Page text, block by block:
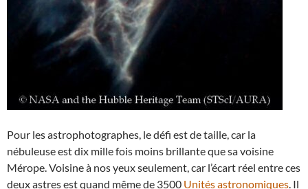
Pour les astrophotographes, le défi est de taille, car la
nébuleuse est dix mille fois moins brillante que sa voisine
Mérope. Voisine à nos yeux seulement, car l’écart réel entre ces
deux astres est quand même de 3500 Unités astronomiques . Il